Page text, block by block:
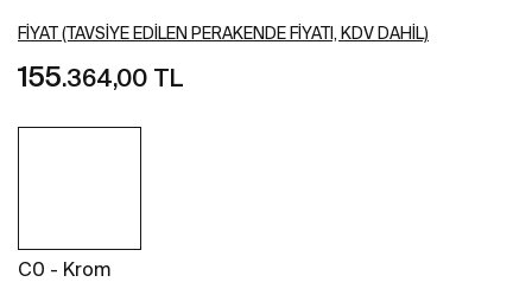
FIYAT (TAVSIYE EDILEN PERAKENDE FIYATI, KDV DAHIL)
155.364,00 TL
C0 - Krom